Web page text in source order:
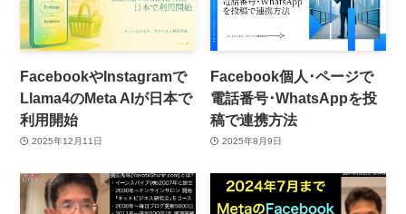
FacebookやInstagramで
Llama4のMeta AIが日本で
利用開始
2025年12月11日
Facebook個人･ページで
電話番号･WhatsAppを投
稿で連携方法
2025年8月9日